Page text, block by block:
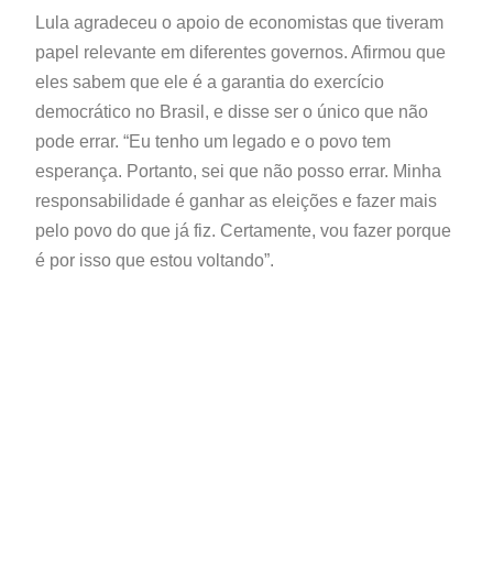
Lula agradeceu o apoio de economistas que tiveram
papel relevante em diferentes governos. Afirmou que
eles sabem que ele é a garantia do exercício
democrático no Brasil, e disse ser o único que não
pode errar. “Eu tenho um legado e o povo tem
esperança. Portanto, sei que não posso errar. Minha
responsabilidade é ganhar as eleições e fazer mais
pelo povo do que já fiz. Certamente, vou fazer porque
é por isso que estou voltando”.